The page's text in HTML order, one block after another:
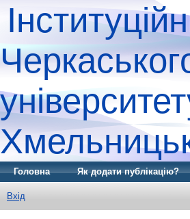
Головна Як додати публікацію?
Вхід